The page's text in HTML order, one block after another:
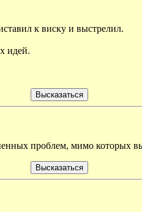
к виску и выстрелил.
идей.
проблем, мимо которых